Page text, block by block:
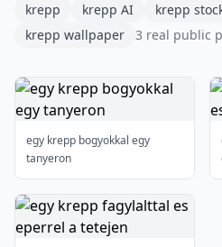
krepp krepp AI krepp
krepp wallpaper
3 real public
egy krepp bogyokkal egy
tanyeron